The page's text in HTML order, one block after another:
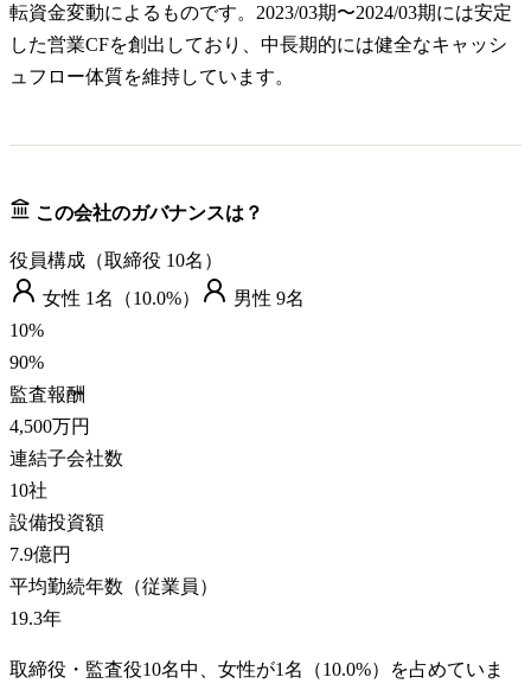
転資金変動によるものです。2023/03期〜2024/03期には安定
した営業CFを創出しており、中長期的には健全なキャッシ
ュフロー体質を維持しています。
この会社のガバナンスは？
役員構成（取締役 10名）
女性 1名（10.0%） 男性 9名
10%
90%
監査報酬
4,500万円
連結子会社数
10社
設備投資額
7.9億円
平均勤続年数（従業員）
19.3年
取締役・監査役10名中、女性が1名（10.0%）を占めていま